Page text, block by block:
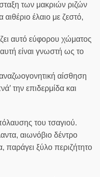
των μακριών ριζών
έλαιο με ζεστό,
αυτό εύφορου χώματος
είναι γνωστή ως το
αίσθηση
την επιδερμίδα και
του τσαγιού.
αιωνόβιο δέντρο
παράγει ξύλο περιζήτητο